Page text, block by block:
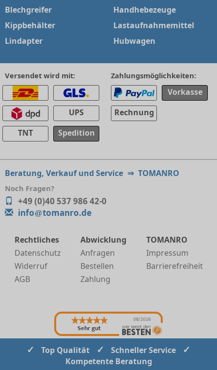
Blechgreifer
Kippbehälter
Lindapter
Handhebezeuge
Lastaufnahmemittel
Hubwagen
Versendet wird mit:
UPS
TNT
Spedition
Zahlungsmöglichkeiten:
Vorkasse
Rechnung
Beratung, Verkauf und Service ⇒ TOMANRO
Noch Fragen?
+49 (0)40 537 986 42-0
info
tomanro.de
Rechtliches
Datenschutz
Widerruf
AGB
Abwicklung
Anfragen
Bestellen
Zahlung
TOMANRO
Impressum
Barrierefreiheit
Sehr gut
08/2026
✓ Top Qualität ✓ Schneller Service ✓
Kompetente Beratung